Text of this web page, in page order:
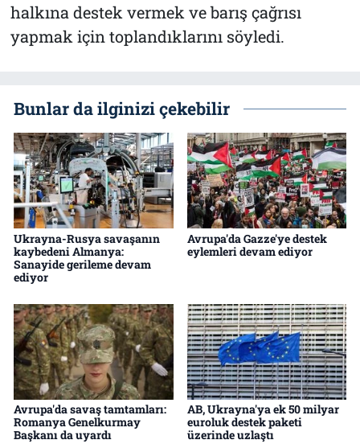
halkına destek vermek ve barış çağrısı
yapmak için toplandıklarını söyledi.
Bunlar da ilginizi çekebilir
Ukrayna-Rusya savaşanın
kaybedeni Almanya:
Sanayide gerileme devam
ediyor
Avrupa'da Gazze'ye destek
eylemleri devam ediyor
Avrupa'da savaş tamtamları:
Romanya Genelkurmay
Başkanı da uyardı
AB, Ukrayna'ya ek 50 milyar
euroluk destek paketi
üzerinde uzlaştı